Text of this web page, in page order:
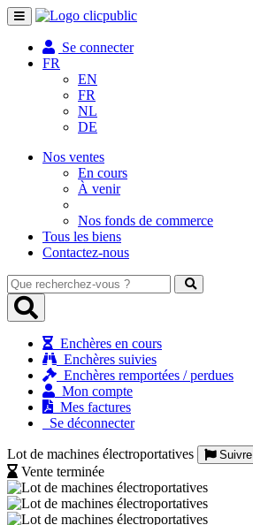
Toggle
navigation
Se connecter
FR
EN
FR
NL
DE
Nos ventes
En cours
À venir
Nos fonds de commerce
Tous les biens
Contactez-nous
Que
recherchez-
vous
Enchères en cours
Enchères suivies
Enchères remportées / perdues
Mon compte
Mes factures
Se déconnecter
Lot de machines électroportatives Suivre
Vente terminée